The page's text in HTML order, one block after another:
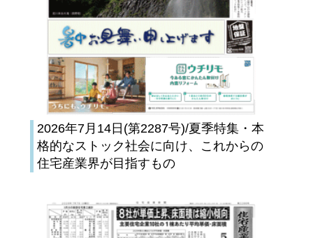
2026年7月14日(第2287号)/夏季特集・本
格的なストック社会に向け、これからの
住宅産業界が目指すもの